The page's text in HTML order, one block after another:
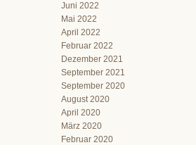
Juni 2022
Mai 2022
April 2022
Februar 2022
Dezember 2021
September 2021
September 2020
August 2020
April 2020
März 2020
Februar 2020